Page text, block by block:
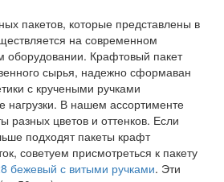
пакетов, которые представлены в
на современном
оборудовании. Крафтовый пакет
сырья, надежно сформаван
с кручеными ручками
В нашем ассортименте
разных цветов и оттенков. Если
подходят пакеты крафт
советуем присмотреться к пакету
бежевый с витыми ручками. Эти